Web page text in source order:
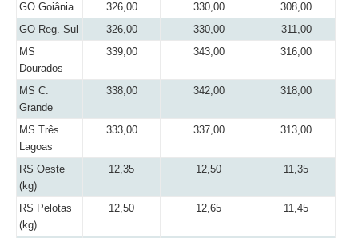
GO Goiânia
326,00 330,00
308,00
GO Reg. Sul
326,00 330,00
311,00
MS
Dourados
339,00 343,00 316,00
MS C.
Grande
338,00 342,00 318,00
MS Três
Lagoas
333,00 337,00 313,00
RS Oeste
(kg)
12,35 12,50 11,35
RS Pelotas
(kg)
12,50 12,65 11,45